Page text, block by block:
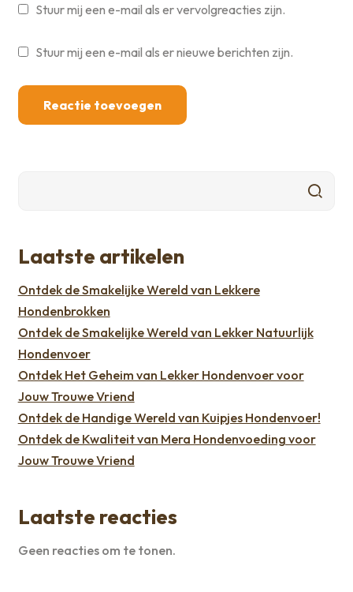
Stuur mij een e-mail als er vervolgreacties zijn.
Stuur mij een e-mail als er nieuwe berichten zijn.
Laatste artikelen
Ontdek de Smakelijke Wereld van Lekkere
Hondenbrokken
Ontdek de Smakelijke Wereld van Lekker Natuurlijk
Hondenvoer
Ontdek Het Geheim van Lekker Hondenvoer voor
Jouw Trouwe Vriend
Ontdek de Handige Wereld van Kuipjes Hondenvoer!
Ontdek de Kwaliteit van Mera Hondenvoeding voor
Jouw Trouwe Vriend
Laatste reacties
Geen reacties om te tonen.